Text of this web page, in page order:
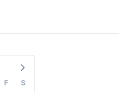
F
S